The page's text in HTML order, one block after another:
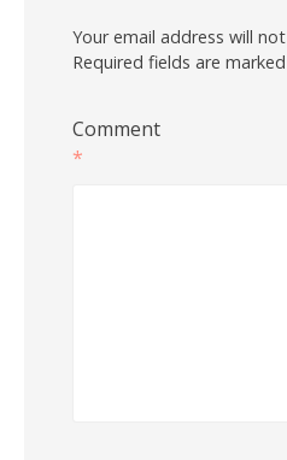
Your email address will
Required fields are marked
Comment
*